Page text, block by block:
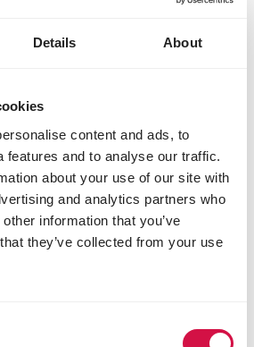
Details About
content and ads, to
features and to analyse our traffic.
about your use of our site with
and analytics partners who
information that you’ve
they’ve collected from your use